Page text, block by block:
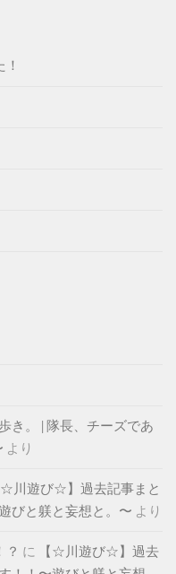
き。 | 隊長、チーズであ
より
☆川遊び☆】過去記事まと
びと躾と妄想と。〜 より
？ に
【☆川遊び☆】過去